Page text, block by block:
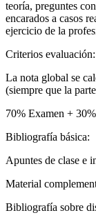
teoría, preguntes
encarados a casos
ejercicio de la
Criterios evaluación:
La nota global se
(siempre que la
70% Examen +
Bibliografía básica:
Apuntes de clase e
Material
Bibliografía sobre